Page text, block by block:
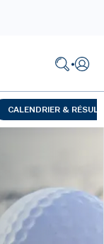
CALENDRIER &